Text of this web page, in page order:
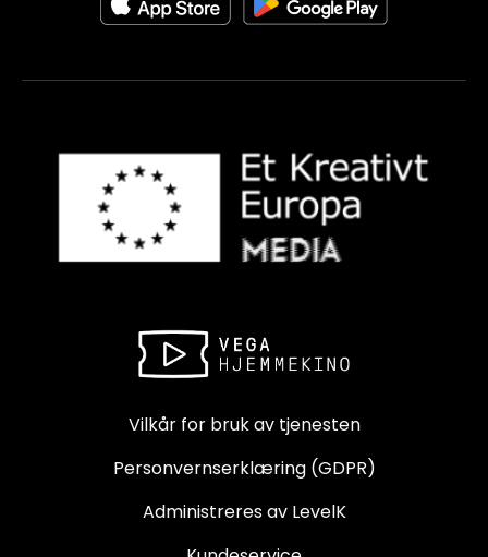
Vilkår for bruk av tjenesten
Personvernserklæring (GDPR)
Administreres av LevelK